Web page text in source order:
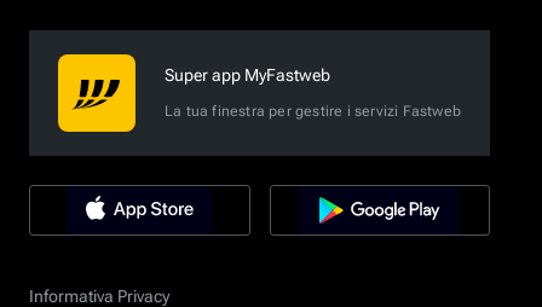
Super app MyFastweb
La tua finestra per gestire i servizi Fastweb
Informativa Privacy